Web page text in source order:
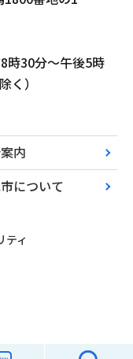
時30分～午後5時
く）
内
について
ティ